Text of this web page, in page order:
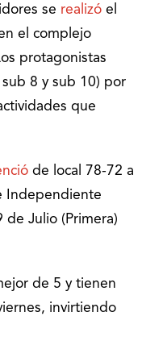
se realizó el
el complejo
protagonistas
8 y sub 10) por
que
de local 78-72 a
Independiente
de Julio (Primera)
de 5 y tienen
invirtiendo